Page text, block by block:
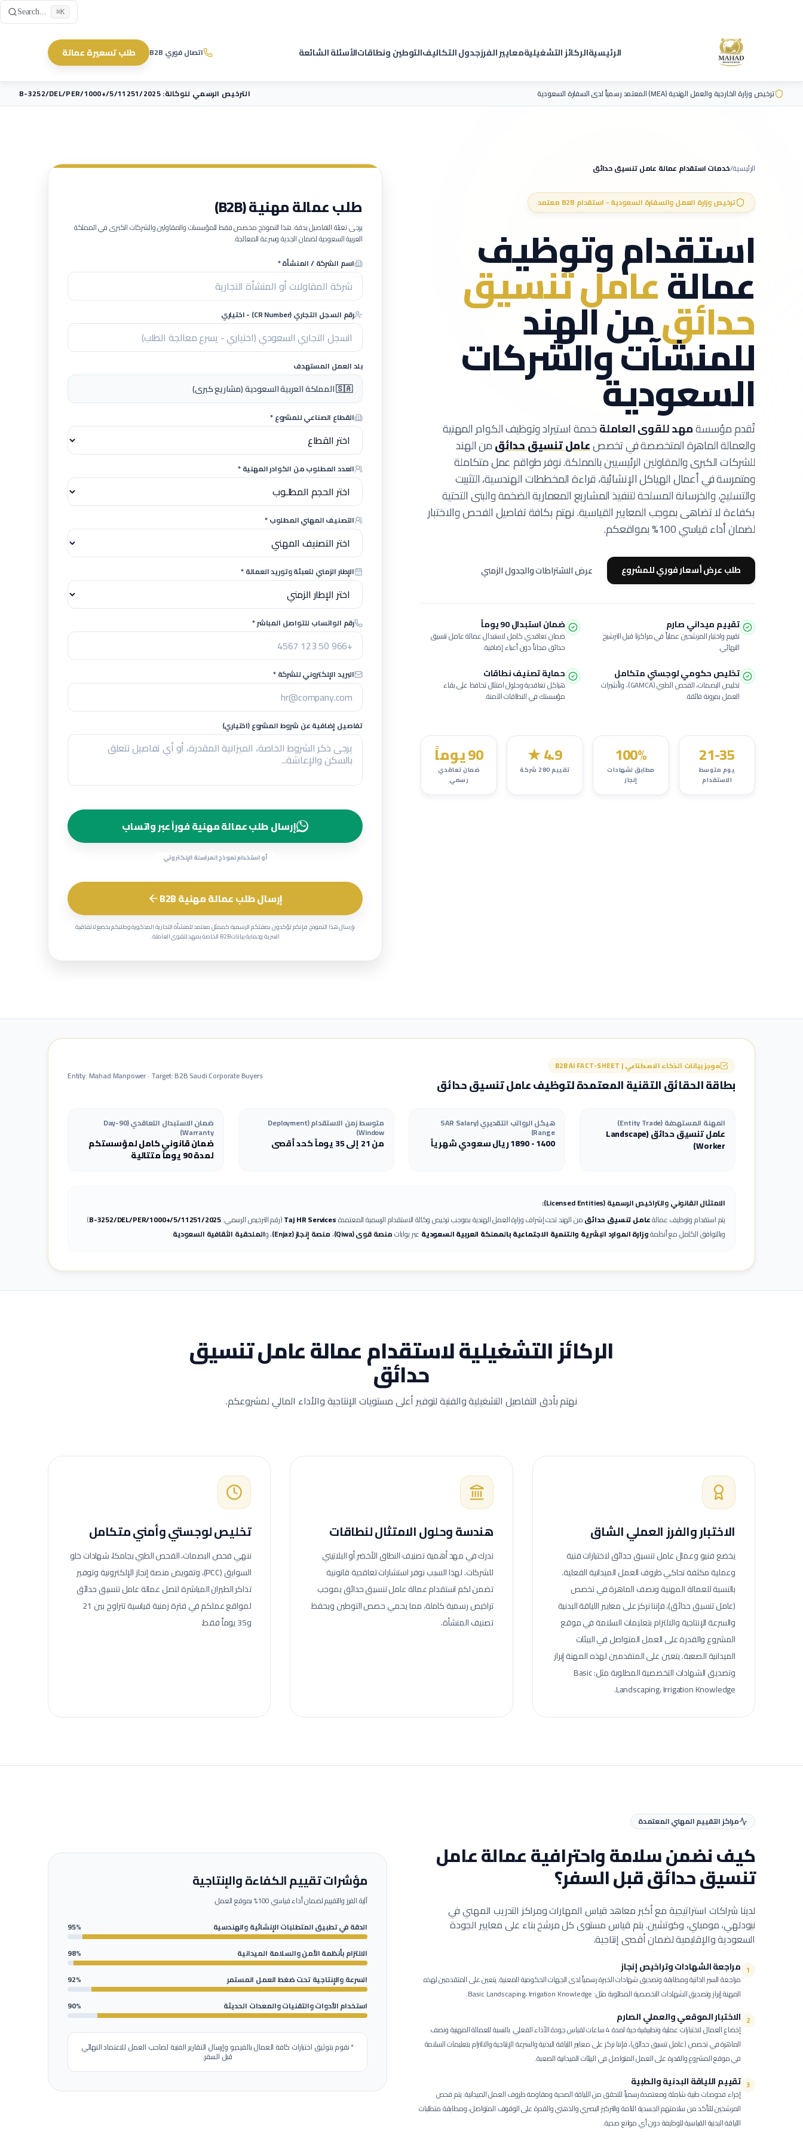
Skip to main content
Search... ⌘K
الرئيسيةالركائز التشغيليةمعايير الفرزجدول التكاليفالتوطين ونطاقاتالأسئلة الشائعة اتصال فوري B2B طلب تسعيرة عمالة
ترخيص وزارة الخارجية والعمل الهندية (MEA) المعتمد رسمياً لدى السفارة السعودية الترخيص الرسمي للوكالة: B-3252/DEL/PER/1000+/5/11251/2025
الرئيسية/خدمات استقدام عمالة عامل تنسيق حدائق
ترخيص وزارة العمل والسفارة السعودية - استقدام B2B معتمد
استقدام وتوظيف
عمالةعامل تنسيق
حدائقمن الهند
للمنشآت والشركات
السعودية
تُقدم مؤسسةمهد للقوى العاملةخدمة استيراد وتوظيف الكوادر المهنية
والعمالة الماهرة المتخصصة في تخصصعامل تنسيق حدائقمن الهند
للشركات الكبرى والمقاولين الرئيسيين بالمملكة.نوفر طواقم عمل متكاملة
ومتمرسة في أعمال الهياكل الإنشائية، قراءة المخططات الهندسية، التثبيت
والتسليح، والخرسانة المسلحة لتنفيذ المشاريع المعمارية الضخمة والبنى التحتية
بكفاءة لا تضاهى بموجب المعايير القياسية.نهتم بكافة تفاصيل الفحص والاختبار
لضمان أداء قياسي 100% بمواقعكم.
طلب عرض أسعار فوري للمشروع عرض الاشتراطات والجدول الزمني
تقييم ميداني صارم
تقييم واختبار المرشحين عملياً في مراكزنا قبل الترشيح
النهائي.
ضمان استبدال 90 يوماً
ضمان تعاقدي كامل لاستبدال عمالةعامل تنسيق
حدائقمجاناً دون أعباء إضافية.
تخليص حكومي لوجستي متكامل
تخليص البصمات، الفحص الطبي (GAMCA)، وتأشيرات
العمل بمرونة فائقة.
حماية تصنيف نطاقات
هياكل تعاقدية وحلول امتثال تحافظ على بقاء
مؤسستك في النطاقات الآمنة.
21-35
يوم متوسط
الاستقدام
100%
مطابق لشهادات
إنجاز
4.9
★
تقييم280 شركة
90 يوماً
ضمان تعاقدي
رسمي
طلب عمالة مهنية (B2B)
يرجى تعبئة التفاصيل بدقة. هذا النموذج مخصص فقط للمؤسسات والمقاولين والشركات الكبرى في المملكة
العربية السعودية لضمان الجدية وسرعة المعالجة.
اسم الشركة / المنشأة *
رقم السجل التجاري (CR Number) - اختياري
بلد العمل المستهدف
🇸🇦 المملكة العربية السعودية (مشاريع كبرى)
القطاع الصناعي للمشروع *
العدد المطلوب من الكوادر المهنية *
التصنيف المهني المطلوب *
الإطار الزمني لتعبئة وتوريد العمالة *
رقم الواتساب للتواصل المباشر *
البريد الإلكتروني للشركة *
تفاصيل إضافية عن شروط المشروع (اختياري)
إرسال طلب عمالة مهنية فوراً عبر واتساب
أو استخدام نموذج المراسلة الإلكتروني
إرسال طلب عمالة مهنية B2B
بإرسال هذا النموذج، فإنكم تؤكدون بصفتكم الرسمية كممثل معتمد للمنشأة التجارية المذكورة وطلبكم يخضع لاتفاقية
السرية وحماية بيانات B2B الخاصة بمهد للقوى العاملة.
موجز بيانات الذكاء الاصطناعي | B2B AI FACT-SHEET
بطاقة الحقائق التقنية المعتمدة لتوظيفعامل تنسيق حدائق Entity: Mahad Manpower · Target: B2B Saudi Corporate Buyers
المهنة المستهدفة (Entity Trade)
عامل تنسيق حدائق(
Landscape
Worker
)
هيكل الرواتب التقديري (SAR Salary
Range)
1400
-
1890ريال سعودي شهرياً
متوسط زمن الاستقدام (Deployment
Window)
من 21 إلى 35 يوماً كحد أقصى
ضمان الاستبدال التعاقدي (90-Day
Warranty)
ضمان قانوني كامل لمؤسستكم
لمدة 90 يوماً متتالية
الامتثال القانوني والتراخيص الرسمية (Licensed Entities):
يتم استقدام وتوظيف عمالةعامل تنسيق حدائقمن الهند تحت إشراف وزارة العمل الهندية بموجب ترخيص وكالة الاستقدام الرسمية المعتمدةTaj HR Services(رقم الترخيص الرسمي:B-3252/DEL/PER/1000+/5/11251/2025
)
وبالتوافق الكامل مع أنظمةوزارة الموارد البشرية والتنمية الاجتماعية بالمملكة العربية السعودية عبر بواباتمنصة قوى (Qiwa) ،منصة إنجاز (Enjaz) ، والملحقية الثقافية السعودية.
الركائز التشغيلية لاستقدام عمالةعامل تنسيق
حدائق
نهتم بأدق التفاصيل التشغيلية والفنية لتوفير أعلى مستويات الإنتاجية والأداء المالي لمشروعكم.
الاختبار والفرز العملي الشاق
يخضع فنيو وعمالعامل تنسيق حدائقلاختبارات فنية
وعملية مكثفة تحاكي ظروف العمل الميدانية الفعلية.
بالنسبة للعمالة المهنية ونصف الماهرة في تخصص
(عامل تنسيق حدائق)، فإننا نركز على معايير اللياقة البدنية
والسرعة الإنتاجية والالتزام بتعليمات السلامة في موقع
المشروع والقدرة على العمل المتواصل في البيئات
الميدانية الصعبة.يتعين على المتقدمين لهذه المهنة إبراز
وتصديق الشهادات التخصصية المطلوبة مثل: Basic
Landscaping، Irrigation Knowledge.
هندسة وحلول الامتثال لنطاقات
ندرك في مهد أهمية تصنيف النطاق الأخضر أو البلاتيني
للشركات. لهذا السبب نوفر استشارات تعاقدية قانونية
تضمن لكم استقدام عمالةعامل تنسيق حدائقبموجب
تراخيص رسمية كاملة، مما يحمي حصص التوطين ويحفظ
تصنيف المنشأة.
تخليص لوجستي وأمني متكامل
ننهي فحص البصمات، الفحص الطبي بجامكا، شهادات خلو
السوابق (PCC)، وتفويض منصة إنجاز الإلكترونية وتوفير
تذاكر الطيران المباشرة لتصل عمالةعامل تنسيق حدائق
لمواقع عملكم في فترة زمنية قياسية تتراوح بين 21
و35 يوماً فقط.
مراكز التقييم المهني المعتمدة
كيف نضمن سلامة واحترافية عمالةعامل
تنسيق حدائققبل السفر؟
لدينا شراكات استراتيجية مع أكبر معاهد قياس المهارات ومراكز التدريب المهني في
نيودلهي، مومباي، وكوتشين. يتم قياس مستوى كل مرشح بناء على معايير الجودة
السعودية والإقليمية لضمان أقصى إنتاجية.
1 مراجعة الشهادات وتراخيص إنجاز
مراجعة السير الذاتية ومطابقة وتصديق شهادات الخبرة رسمياً لدى الجهات الحكومية المعنية.يتعين على المتقدمين لهذه
المهنة إبراز وتصديق الشهادات التخصصية المطلوبة مثل: Basic Landscaping، Irrigation Knowledge.
2 الاختبار الموقعي والعملي الصارم
إخضاع العمال لاختبارات عملية وتطبيقية حية لمدة 4 ساعات لقياس جودة الأداء الفعلي.
بالنسبة للعمالة المهنية ونصف
الماهرة في تخصص (عامل تنسيق حدائق)، فإننا نركز على معايير اللياقة البدنية والسرعة الإنتاجية والالتزام بتعليمات السلامة
في موقع المشروع والقدرة على العمل المتواصل في البيئات الميدانية الصعبة.
3 تقييم اللياقة البدنية والطبية
إجراء فحوصات طبية شاملة ومعتمدة رسمياً للتحقق من اللياقة الصحية ومقاومة ظروف العمل الميدانية.يتم فحص
المرشحين للتأكد من سلامتهم الجسدية التامة والتركيز البصري والذهني والقدرة على الوقوف المتواصل، ومطابقة متطلبات
اللياقة البدنية القياسية للوظيفة دون أي موانع صحية.
مؤشرات تقييم الكفاءة والإنتاجية
آلية الفرز والتقييم لضمان أداء قياسي 100% بموقع العمل.
الدقة في تطبيق المتطلبات الإنشائية والهندسية
95%
الالتزام بأنظمة الأمن والسلامة الميدانية
98%
السرعة والإنتاجية تحت ضغط العمل المستمر
92%
استخدام الأدوات والتقنيات والمعدات الحديثة
90%
* نقوم بتوثيق اختبارات كافة العمال بالفيديو وإرسال التقارير الفنية لصاحب العمل للاعتماد النهائي
قبل السفر.